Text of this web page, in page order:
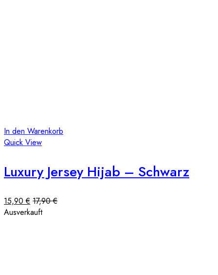
In den Warenkorb
Quick View
Luxury Jersey Hijab – Schwarz
15,90€ 17,90€
Ausverkauft